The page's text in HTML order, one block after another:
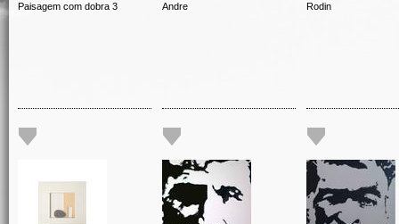
Paisagem com dobra 3 Andre Rodin